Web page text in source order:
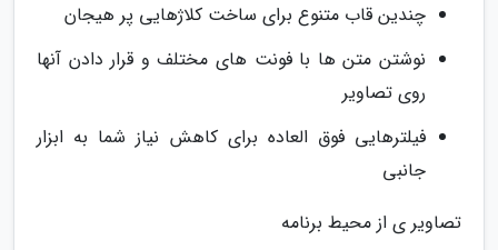
چندین قاب متنوع برای ساخت کلاژهایی پر هیجان
نوشتن متن ها با فونت های مختلف و قرار دادن آنها
روی تصاویر
فیلترهایی فوق العاده برای کاهش نیاز شما به ابزار
جانبی
تصاویر ی از محیط برنامه